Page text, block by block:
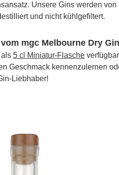
Unsere Gins werden von
und nicht kühlgefiltert.
mgc Melbourne Dry
5 cl Miniatur-Flasche
Geschmack kennenzulernen
Liebhaber!